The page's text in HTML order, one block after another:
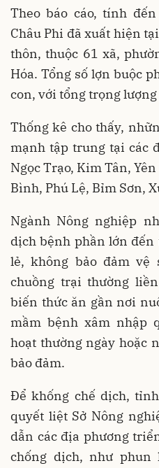
Theo báo cáo, tính
Châu Phi đã xuất hiện
thôn, thuộc 61 xã,
Hóa. Tổng số lợn buộc
con, với tổng trọng
Thống kê cho thấy,
mạnh tập trung tại các
Ngọc Trạo, Kim Tân,
Bình, Phú Lệ, Bỉm Sơn,
Ngành Nông nghiệp
dịch bệnh phần lớn
lẻ, không bảo đảm vệ
chuồng trại thường
biến thức ăn gần nơi
mầm bệnh xâm nhập
hoạt thường ngày hoặc
bảo đảm.
Để khống chế dịch,
quyết liệt Sở Nông
dẫn các địa phương
chống dịch, như